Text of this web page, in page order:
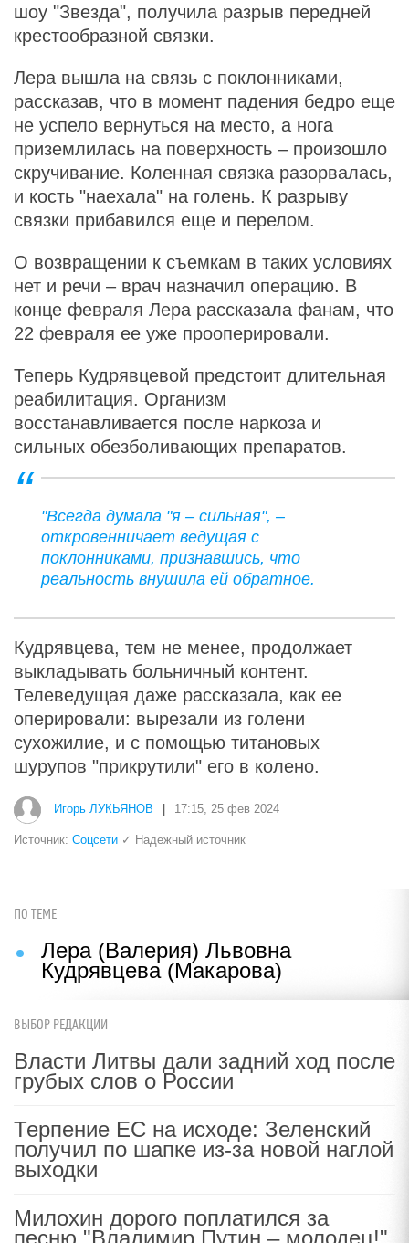
шоу "Звезда", получила разрыв передней
крестообразной связки.
Лера вышла на связь с поклонниками,
рассказав, что в момент падения бедро еще
не успело вернуться на место, а нога
приземлилась на поверхность – произошло
скручивание. Коленная связка разорвалась,
и кость "наехала" на голень. К разрыву
связки прибавился еще и перелом.
О возвращении к съемкам в таких условиях
нет и речи – врач назначил операцию. В
конце февраля Лера рассказала фанам, что
22 февраля ее уже прооперировали.
Теперь Кудрявцевой предстоит длительная
реабилитация. Организм
восстанавливается после наркоза и
сильных обезболивающих препаратов.
"Всегда думала "я – сильная", –
откровенничает ведущая с
поклонниками, признавшись, что
реальность внушила ей обратное.
Кудрявцева, тем не менее, продолжает
выкладывать больничный контент.
Телеведущая даже рассказала, как ее
оперировали: вырезали из голени
сухожилие, и с помощью титановых
шурупов "прикрутили" его в колено.
Игорь ЛУКЬЯНОВ 17:15, 25 фев 2024
Источник: Соцсети ✓ Надежный источник
ПО ТЕМЕ
Лера (Валерия) Львовна
Кудрявцева (Макарова)
ВЫБОР РЕДАКЦИИ
Власти Литвы дали задний ход после
грубых слов о России
Терпение ЕС на исходе: Зеленский
получил по шапке из-за новой наглой
выходки
Милохин дорого поплатился за
песню "Владимир Путин – молодец!"